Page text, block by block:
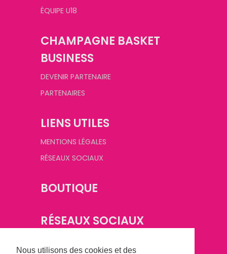
Nous utilisons des cookies et des
ÉQUIPE U18
CHAMPAGNE BASKET
BUSINESS
DEVENIR PARTENAIRE
PARTENAIRES
LIENS UTILES
MENTIONS LÉGALES
RÉSEAUX SOCIAUX
BOUTIQUE
RÉSEAUX SOCIAUX